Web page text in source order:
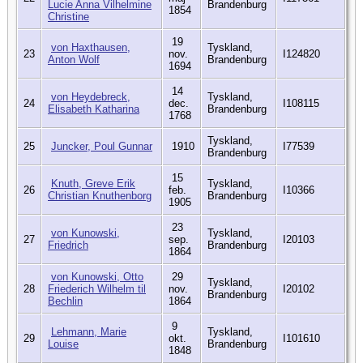
Lucie Anna Vilhelmine
Christine
1854
Brandenburg
23
von Haxthausen,
Anton Wolf
19
nov.
1694
Tyskland,
Brandenburg
I124820
24
von Heydebreck,
Elisabeth Katharina
14
dec.
1768
Tyskland,
Brandenburg
I108115
25 Juncker, Poul Gunnar 1910
Tyskland,
Brandenburg
I77539
26
Knuth, Greve Erik
Christian Knuthenborg
15
feb.
1905
Tyskland,
Brandenburg
I10366
27
von Kunowski,
Friedrich
23
sep.
1864
Tyskland,
Brandenburg
I20103
28
von Kunowski, Otto
Friederich Wilhelm til
Bechlin
29
nov.
1864
Tyskland,
Brandenburg
I20102
29
Lehmann, Marie
Louise
9
okt.
1848
Tyskland,
Brandenburg
I101610